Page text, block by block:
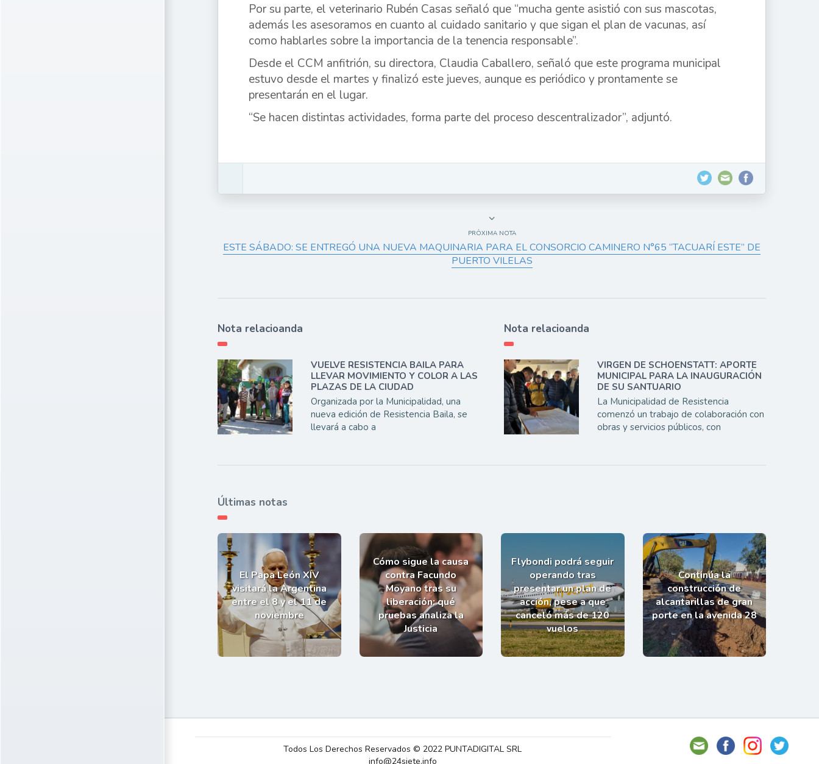
Por su parte, el veterinario Rubén Casas señaló que “mucha gente asistió con sus mascotas,
además les asesoramos en cuanto al cuidado sanitario y que sigan el plan de vacunas, así
como hablarles sobre la importancia de la tenencia responsable”.
Desde el CCM anfitrión, su directora, Claudia Caballero, señaló que este programa municipal
estuvo desde el martes y finalizó este jueves, aunque es periódico y prontamente se
presentarán en el lugar.
“Se hacen distintas actividades, forma parte del proceso descentralizador”, adjuntó.
PRÓXIMA NOTA
ESTE SÁBADO: SE ENTREGÓ UNA NUEVA MAQUINARIA PARA EL CONSORCIO CAMINERO N°65 “TACUARÍ ESTE” DE
PUERTO VILELAS
Nota relacioanda
VUELVE RESISTENCIA BAILA PARA
LLEVAR MOVIMIENTO Y COLOR A LAS
PLAZAS DE LA CIUDAD
Organizada por la Municipalidad, una
nueva edición de Resistencia Baila, se
llevará a cabo a
Nota relacioanda
VIRGEN DE SCHOENSTATT: APORTE
MUNICIPAL PARA LA INAUGURACIÓN
DE SU SANTUARIO
La Municipalidad de Resistencia
comenzó un trabajo de colaboración con
obras y servicios públicos, con
Últimas notas
El Papa León XIV
visitará la Argentina
entre el 8 y el 11 de
noviembre
Cómo sigue la causa
contra Facundo
Moyano tras su
liberación: qué
pruebas analiza la
Justicia
Flybondi podrá seguir
operando tras
presentar un plan de
acción, pese a que
canceló más de 120
vuelos
Continúa la
construcción de
alcantarillas de gran
porte en la avenida 28
Todos Los Derechos Reservados © 2022 PUNTADIGITAL SRL
info@24siete.info